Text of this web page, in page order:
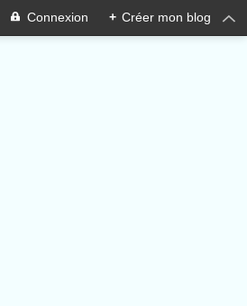
Connexion + Créer mon blog